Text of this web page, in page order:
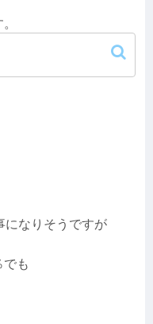
になりそうですが
でも